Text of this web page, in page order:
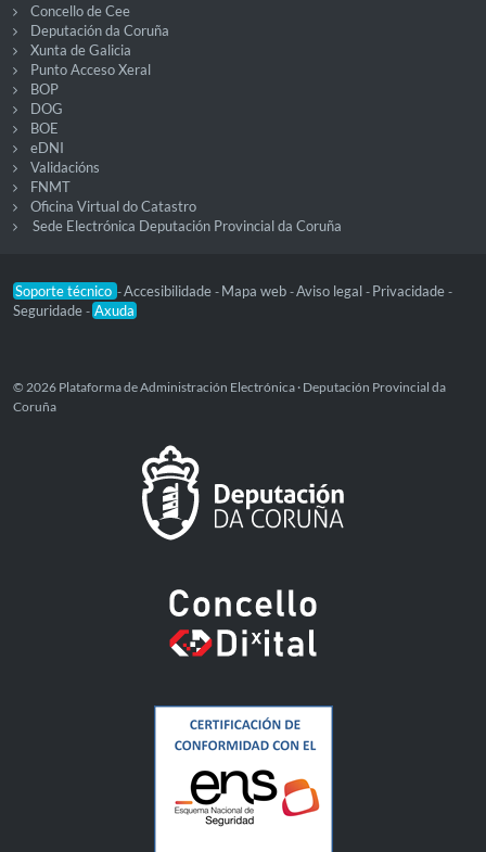
Concello de Cee
Deputación da Coruña
Xunta de Galicia
Punto Acceso Xeral
BOP
DOG
BOE
eDNI
Validacións
FNMT
Oficina Virtual do Catastro
Sede Electrónica Deputación Provincial da Coruña
Soporte técnico -Accesibilidade - Mapa web -Aviso legal - Privacidade -
Seguridade - Axuda
© 2026 Plataforma de Administración Electrónica · Deputación Provincial da
Coruña